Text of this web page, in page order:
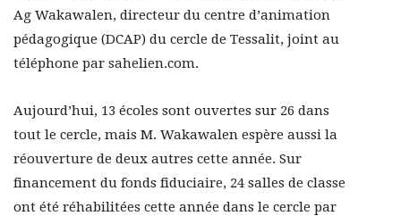
Ag Wakawalen, directeur du centre d’animation
pédagogique (DCAP) du cercle de Tessalit, joint au
téléphone par sahelien.com.
Aujourd’hui, 13 écoles sont ouvertes sur 26 dans
tout le cercle, mais M. Wakawalen espère aussi la
réouverture de deux autres cette année. Sur
financement du fonds fiduciaire, 24 salles de classe
ont été réhabilitées cette année dans le cercle par